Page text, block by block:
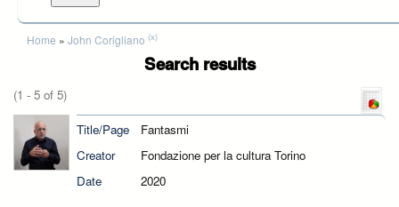
You are here
Home » John Corigliano (x)
Search results
(1 - 5 of 5)
Title/Page
Fantasmi
Creator
Fondazione per la cultura Torino
Date
2020